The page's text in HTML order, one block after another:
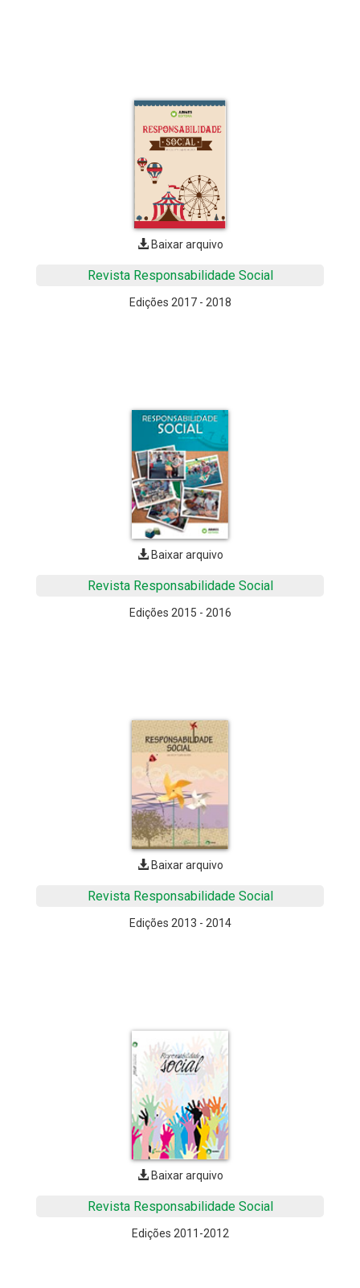
Baixar arquivo
Revista Responsabilidade Social
Edições 2017 - 2018
Baixar arquivo
Revista Responsabilidade Social
Edições 2015 - 2016
Baixar arquivo
Revista Responsabilidade Social
Edições 2013 - 2014
Baixar arquivo
Revista Responsabilidade Social
Edições 2011-2012